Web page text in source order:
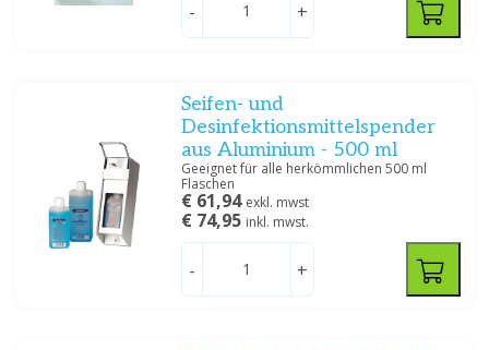
- +
Seifen- und
Desinfektionsmittelspender
aus Aluminium - 500 ml
Geeignet für alle herkömmlichen 500 ml
Flaschen
€ 61,94 exkl. mwst
€ 74,95 inkl. mwst.
- +